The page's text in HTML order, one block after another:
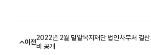
이전
2022년 2월 밀알복지재단 법인사무처 결산
비 공개